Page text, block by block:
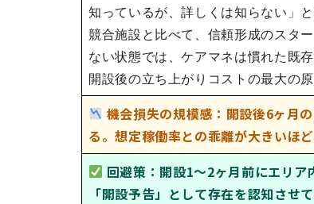
知っているが、詳しくは知らない」
競合施設と比べて、信頼形成のスタ
ない状態では、ケアマネは慣れた既
開設後の立ち上がりコストの最大の
機会損失の規模感：開設後6ヶ月
る。想定稼働率との乖離が大きいほ
回避策：開設1〜2ヶ月前にエリア
「開設予告」として存在を認知させ